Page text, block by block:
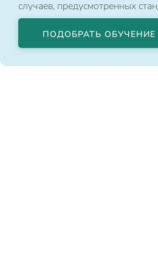
случаев, предусмотренных
ПОДОБРАТЬ ОБУЧЕНИЕ